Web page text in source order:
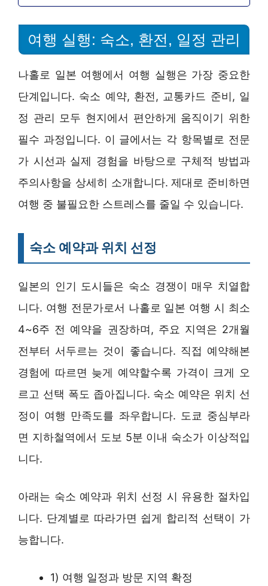
여행 실행: 숙소, 환전, 일정 관리
나홀로 일본 여행에서 여행 실행은 가장 중요한
단계입니다. 숙소 예약, 환전, 교통카드 준비, 일
정 관리 모두 현지에서 편안하게 움직이기 위한
필수 과정입니다. 이 글에서는 각 항목별로 전문
가 시선과 실제 경험을 바탕으로 구체적 방법과
주의사항을 상세히 소개합니다. 제대로 준비하면
여행 중 불필요한 스트레스를 줄일 수 있습니다.
숙소 예약과 위치 선정
일본의 인기 도시들은 숙소 경쟁이 매우 치열합
니다. 여행 전문가로서 나홀로 일본 여행 시 최소
4~6주 전 예약을 권장하며, 주요 지역은 2개월
전부터 서두르는 것이 좋습니다. 직접 예약해본
경험에 따르면 늦게 예약할수록 가격이 크게 오
르고 선택 폭도 좁아집니다. 숙소 예약은 위치 선
정이 여행 만족도를 좌우합니다. 도쿄 중심부라
면 지하철역에서 도보 5분 이내 숙소가 이상적입
니다.
아래는 숙소 예약과 위치 선정 시 유용한 절차입
니다. 단계별로 따라가면 쉽게 합리적 선택이 가
능합니다.
1) 여행 일정과 방문 지역 확정